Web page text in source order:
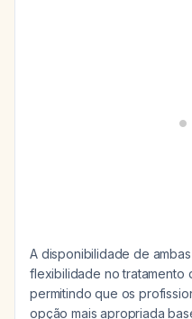
A disponibilidade de
flexibilidade no tratamento
permitindo que os
opção mais apropriada